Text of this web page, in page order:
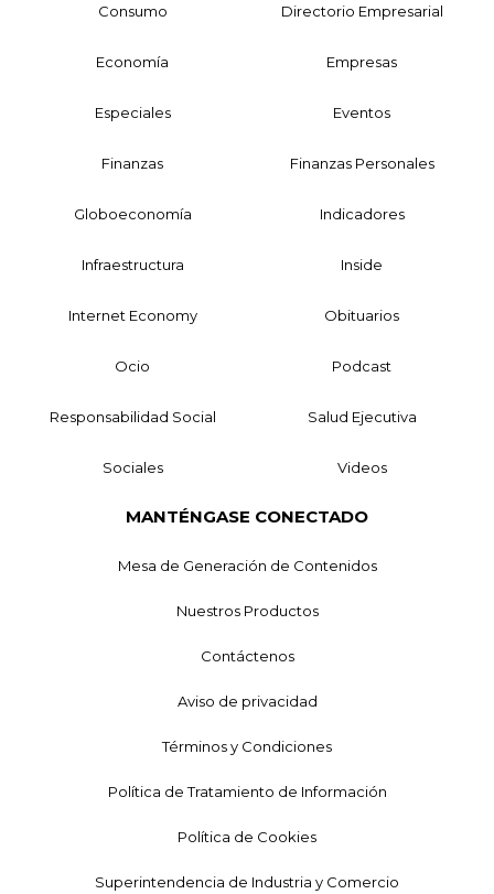
Consumo Directorio Empresarial
Economía Empresas
Especiales Eventos
Finanzas Finanzas Personales
Globoeconomía Indicadores
Infraestructura Inside
Internet Economy Obituarios
Ocio Podcast
Responsabilidad Social Salud Ejecutiva
Sociales Videos
MANTÉNGASE CONECTADO
Mesa de Generación de Contenidos
Nuestros Productos
Contáctenos
Aviso de privacidad
Términos y Condiciones
Política de Tratamiento de Información
Política de Cookies
Superintendencia de Industria y Comercio